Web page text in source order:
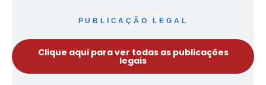
PUBLICAÇÃO LEGAL
Clique aqui para ver todas as publicações
legais